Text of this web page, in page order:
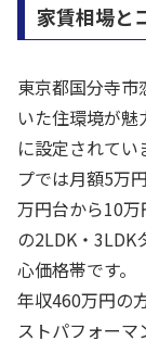
家賃相場と
東京都国分寺
いた住環境が
に設定されてい
プでは月額5万
万円台から10
の2LDK・3LDK
心価格帯です。
年収460万円の
ストパフォーマ